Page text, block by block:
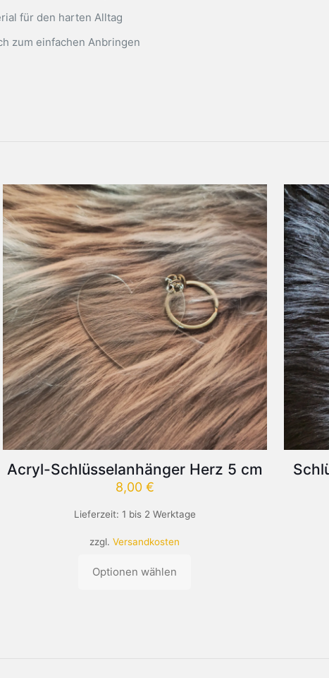
für den harten Alltag
zum einfachen Anbringen
Acryl-Schlüsselanhänger Herz 5 cm
8,00 €
Lieferzeit: 1 bis 2 Werktage
zzgl.Versandkosten
Optionen wählen
Dieses